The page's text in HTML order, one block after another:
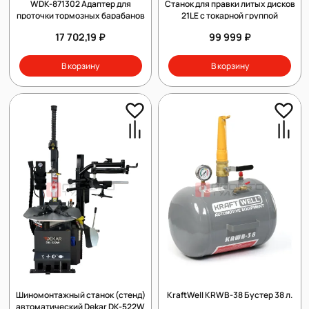
WDK-871302 Адаптер для
проточки тормозных барабанов
17 702,19 ₽
В корзину
Станок для правки литых дисков
21LE c токарной группой
99 999 ₽
В корзину
Шиномонтажный станок (стенд)
автоматический Dekar DK-522W
KraftWell KRWB-38 Бустер 38 л.